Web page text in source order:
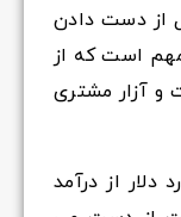
از دست دادن
است که از
آزار مشتری
سالانه 18 میلیارد دلار از درآمد